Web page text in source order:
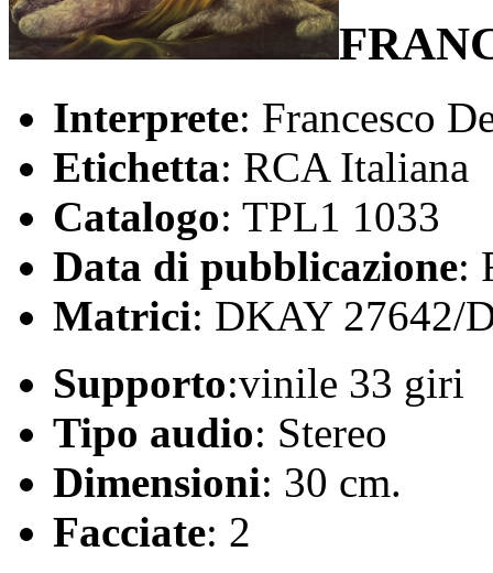
Interprete: Francesco
Etichetta: RCA Italiana
Catalogo: TPL1 1033
Data di pubblicazione:
Matrici: DKAY 27642/
Supporto:vinile 33 giri
Tipo audio: Stereo
Dimensioni: 30 cm.
Facciate: 2